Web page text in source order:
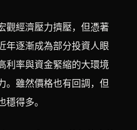
觀經濟壓力擠壓，但憑著
年逐漸成為部分投資人眼
利率與資金緊縮的大環境
。雖然價格也有回調，但
穩得多。